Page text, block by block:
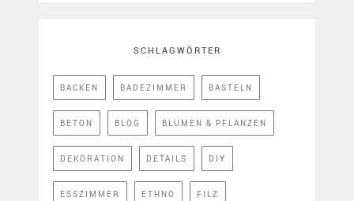
SCHLAGWÖRTER
BACKEN BADEZIMMER BASTELN
BETON BLOG BLUMEN & PFLANZEN
DEKORATION DETAILS DIY
ESSZIMMER ETHNO FILZ